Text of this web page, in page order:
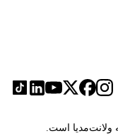
ولانت‌مدیا است.